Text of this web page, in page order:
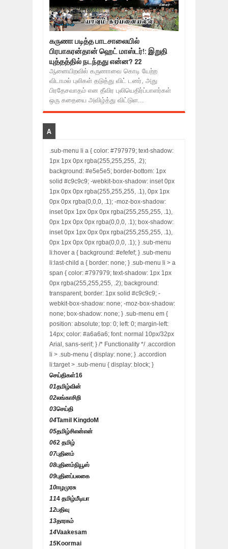
கருணா படித்த பாடசாலையில்
பிரபாகரன்தான் ஹெட் மாஸ்டர்!: இறுதி
யுத்தத்தில் நடந்தது என்ன? 22
ஆனையிறவில் கருணாவை கொடி யேற்ற
விடாமல் புலிகள் தடுத்து விட் டனர், அது
பிரதேசவாதம் என தீவிர புலியெதிர்ப்பாளர்கள்
ஒரு கதையை அவிழ்த்து விட்டுள...
A
.sub-menu li a { color: #797979; text-shadow:
1px 1px 0px rgba(255,255,255, .2);
background: #e5e5e5; border-bottom: 1px
solid #c9c9c9; -webkit-box-shadow: inset 0px
1px 0px 0px rgba(255,255,255, .1), 0px 1px
0px 0px rgba(0,0,0, .1); -moz-box-shadow:
inset 0px 1px 0px 0px rgba(255,255,255, .1),
0px 1px 0px 0px rgba(0,0,0, .1); box-shadow:
inset 0px 1px 0px 0px rgba(255,255,255, .1),
0px 1px 0px 0px rgba(0,0,0, .1); } .sub-menu
li:hover a { background: #efefef; } .sub-menu
li:last-child a { border: none; } .sub-menu li > a
span { color: #797979; text-shadow: 1px 1px
0px rgba(255,255,255, .2); background:
transparent; border: 1px solid #c9c9c9; -
webkit-box-shadow: none; -moz-box-shadow:
none; box-shadow: none; } .sub-menu em {
position: absolute; top: 0; left: 0; margin-left:
14px; color: #a6a6a6; font: normal 10px/32px
Arial, sans-serif; } /* Functionality */ .accordion
li > .sub-menu { display: none; } .accordion
li:target > .sub-menu { display: block; }
செய்திகள்16
01தமிழ்வின்
02லங்காசிறி
03செய்தி
04Tamil KingdoM
05தமிழ்சிஎன்என்
062 தமிழ்
07புதினம்
08புதினம்நியூஸ்
09புதினப்பலகை
10ஈழமுரசு
114 தமிழ்மீடியா
12பதிவு
13தாரகம்
14Vaakesam
15Koormai